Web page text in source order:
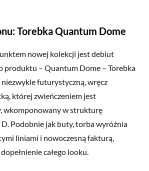
Torebka Quantum Dome
nowej kolekcji jest debiut
produktu – Quantum Dome – Torebka
futurystyczną, wręcz
której zwieńczeniem jest
wkomponowany w strukturę
Podobnie jak buty, torba wyróżnia
liniami i nowoczesną fakturą,
całego looku.